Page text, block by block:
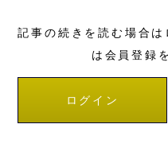
記事の続きを読む場合
は会員登録
ログイン